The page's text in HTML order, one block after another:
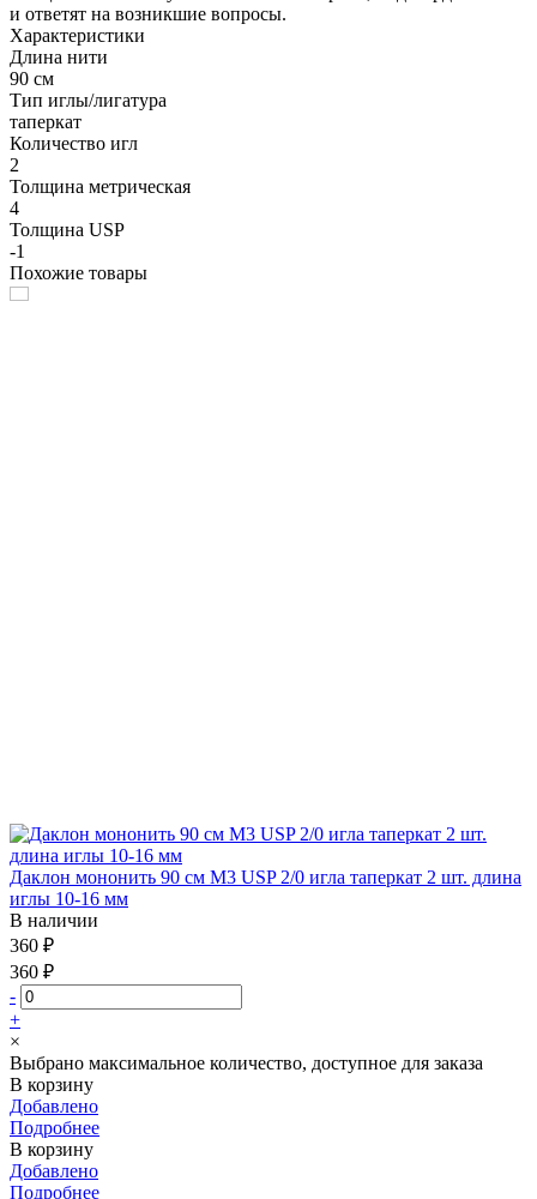
и ответят на возникшие вопросы.
Характеристики
Длина нити
90 см
Тип иглы/лигатура
таперкат
Количество игл
2
Толщина метрическая
4
Толщина USP
-1
Похожие товары
Даклон мононить 90 см М3 USP 2/0 игла таперкат 2 шт. длина
иглы 10-16 мм
В наличии
360 ₽
360 ₽
-
+
×
Выбрано максимальное количество, доступное для заказа
В корзину
Добавлено
Подробнее
В корзину
Добавлено
Подробнее